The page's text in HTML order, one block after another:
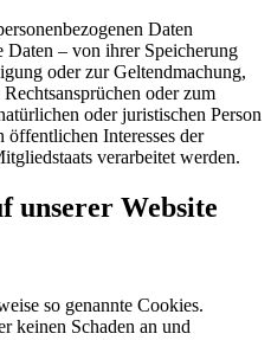
Daten
Daten – von ihrer Speicherung
oder zur Geltendmachung,
oder zum
oder juristischen Person
öffentlichen Interesses der
verarbeitet werden.
unserer Website
so genannte Cookies.
keinen Schaden an und